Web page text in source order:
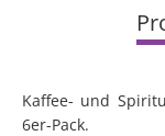
Kaffee- und
6er-Pack.